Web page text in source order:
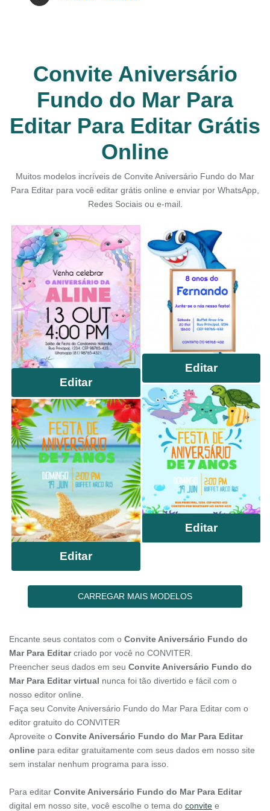
Convite Aniversário
Fundo do Mar Para
Editar Para Editar Grátis
Online
Muitos modelos incríveis de Convite Aniversário Fundo do Mar
Para Editar para você editar grátis online e enviar por WhatsApp,
Redes Sociais ou e-mail.
Editar
Editar
Editar
Editar
CARREGAR MAIS MODELOS
Encante seus contatos com o Convite Aniversário Fundo do
Mar Para Editarcriado por você no CONVITER.
Preencher seus dados em seu Convite Aniversário Fundo do
Mar Para Editar virtual nunca foi tão divertido e fácil com o
nosso editor online.
Faça seu Convite Aniversário Fundo do Mar Para Editar com o
editor gratuito do CONVITER
Aproveite o Convite Aniversário Fundo do Mar Para Editar
online para editar gratuitamente com seus dados em nosso site
sem instalar nenhum programa para isso.
Para editar Convite Aniversário Fundo do Mar Para Editar
digital em nosso site, você escolhe o tema do convite e